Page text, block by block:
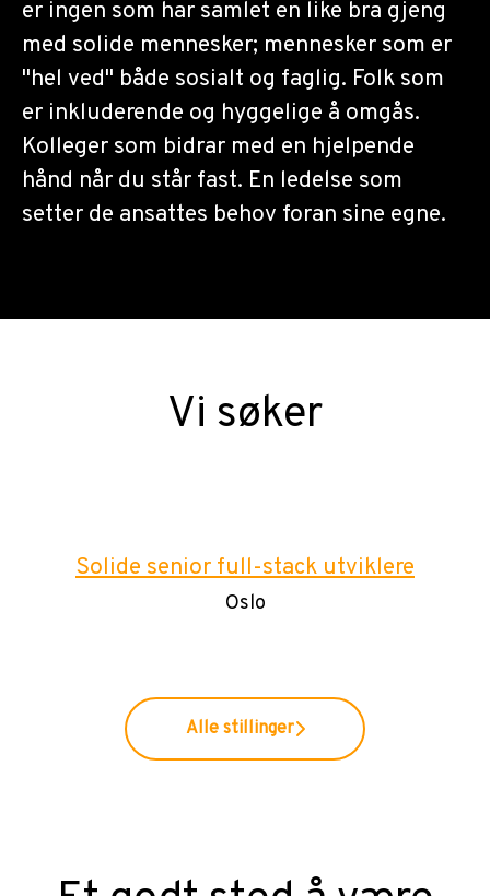
er ingen som har samlet en like bra gjeng
med solide mennesker; mennesker som er
"hel ved" både sosialt og faglig. Folk som
er inkluderende og hyggelige å omgås.
Kolleger som bidrar med en hjelpende
hånd når du står fast. En ledelse som
setter de ansattes behov foran sine egne.
Vi søker
Solide senior full-stack utviklere
Oslo
Alle stillinger